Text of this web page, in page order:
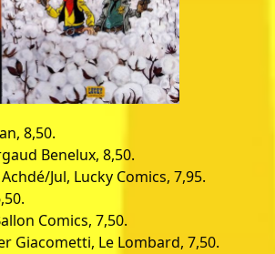
8,50.
Benelux, 8,50.
Jul, Lucky Comics, 7,95.
Comics, 7,50.
Giacometti, Le Lombard, 7,50.